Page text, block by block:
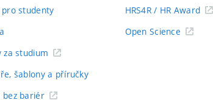
pro studenty
za studium
šablony a příručky
bez bariér
HRS4R / HR Award
Open Science